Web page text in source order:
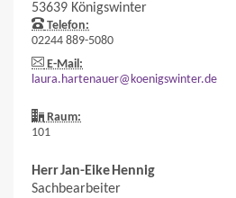
53639 Königswinter
Telefon:
02244 889-5080
E-Mail:
laura.hartenauer@koenigswinter.de
Raum:
101
HerrJan-Eike Hennig
Sachbearbeiter